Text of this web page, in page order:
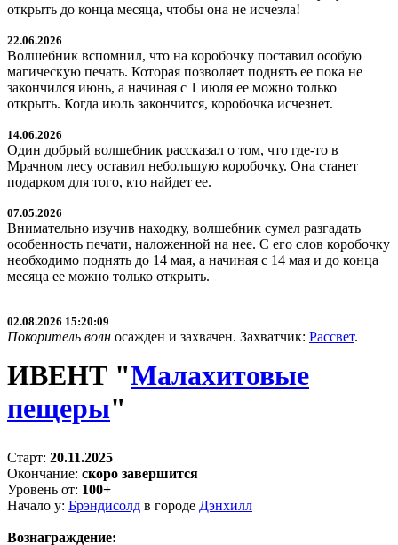
открыть до конца месяца, чтобы она не исчезла!
22.06.2026
Волшебник вспомнил, что на коробочку поставил особую
магическую печать. Которая позволяет поднять ее пока не
закончился июнь, а начиная с 1 июля ее можно только
открыть. Когда июль закончится, коробочка исчезнет.
14.06.2026
Один добрый волшебник рассказал о том, что где-то в
Мрачном лесу оставил небольшую коробочку. Она станет
подарком для того, кто найдет ее.
07.05.2026
Внимательно изучив находку, волшебник сумел разгадать
особенность печати, наложенной на нее. С его слов коробочку
необходимо поднять до 14 мая, а начиная с 14 мая и до конца
месяца ее можно только открыть.
02.08.2026 15:20:09
Покоритель волн осажден и захвачен. Захватчик: Рассвет.
ИВЕНТ "Малахитовые
пещеры"
Старт: 20.11.2025
Окончание: скоро завершится
Уровень от: 100+
Начало у: Брэндисолд в городе Дэнхилл
Вознаграждение: